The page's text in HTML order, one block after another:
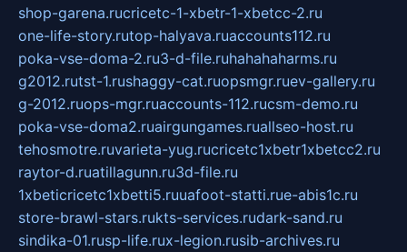
shop-garena.rucricetc-1-xbetr-1-xbetcc-2.ru
one-life-story.rutop-halyava.ruaccounts112.ru
poka-vse-doma-2.ru3-d-file.ruhahahaharms.ru
g2012.rutst-1.rushaggy-cat.ruopsmgr.ruev-gallery.ru
g-2012.ruops-mgr.ruaccounts-112.rucsm-demo.ru
poka-vse-doma2.ruairgungames.ruallseo-host.ru
tehosmotre.ruvarieta-yug.rucricetc1xbetr1xbetcc2.ru
raytor-d.ruatillagunn.ru3d-file.ru
1xbeticricetc1xbetti5.ruuafoot-statti.rue-abis1c.ru
store-brawl-stars.rukts-services.rudark-sand.ru
sindika-01.rusp-life.rux-legion.rusib-archives.ru